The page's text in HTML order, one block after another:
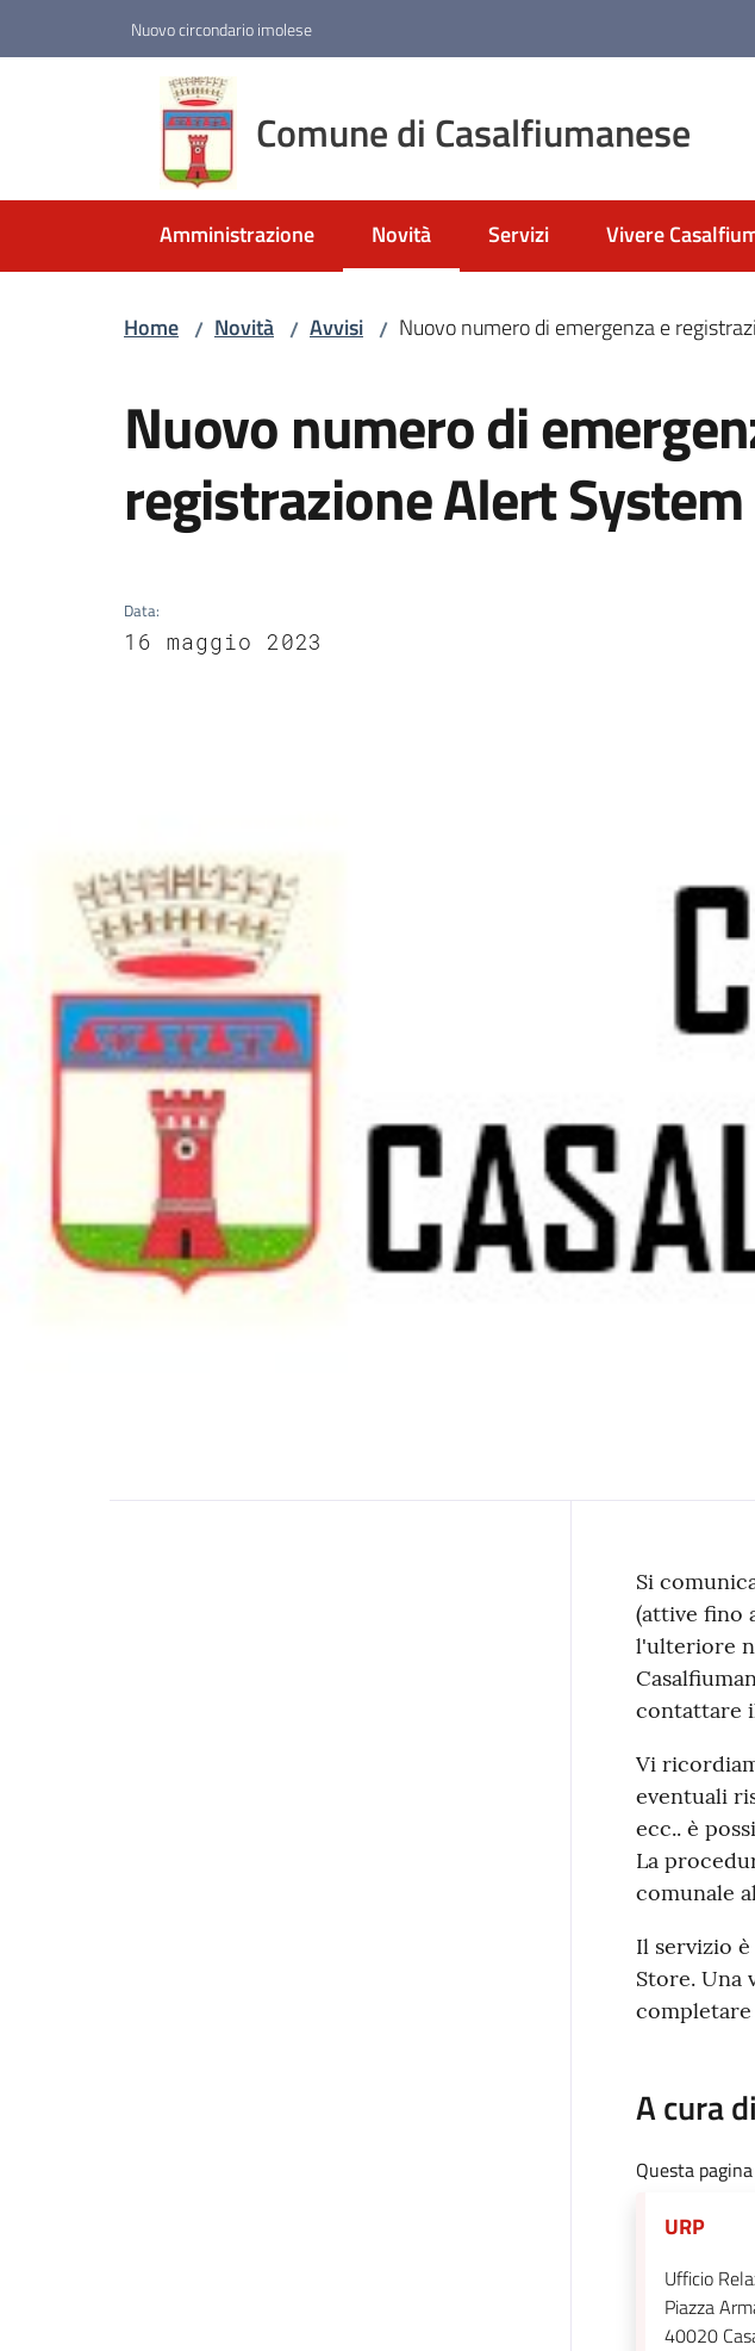
Nuovo circondario imolese
Comune di Casalfiumanese
Amministrazione Novità
Menu selezionato
Servizi Vivere
Home / Novità / Avvisi / Nuovo numero di emergenza e
Nuovo numero di
registrazione Alert System
Data:
16 maggio 2023
Si
(attive fino
l'ulteriore
contattare
Vi
eventuali
ecc.. è
La
comunale
Il servizio
Store. Una
completare
A cura di
Questa
URP
Ufficio
Piazza
40020